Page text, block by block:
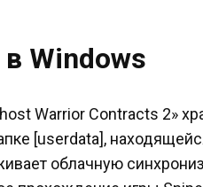
Windows
Warrior Contracts 2»
[userdata],
облачную